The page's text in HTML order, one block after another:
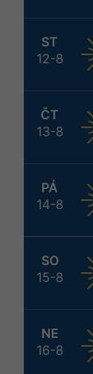
ST
12-8
ČT
13-8
PÁ
14-8
SO
15-8
NE
16-8